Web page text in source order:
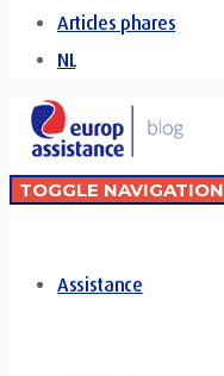
Articles phares
NL
TOGGLE NAVIGATION
Assistance